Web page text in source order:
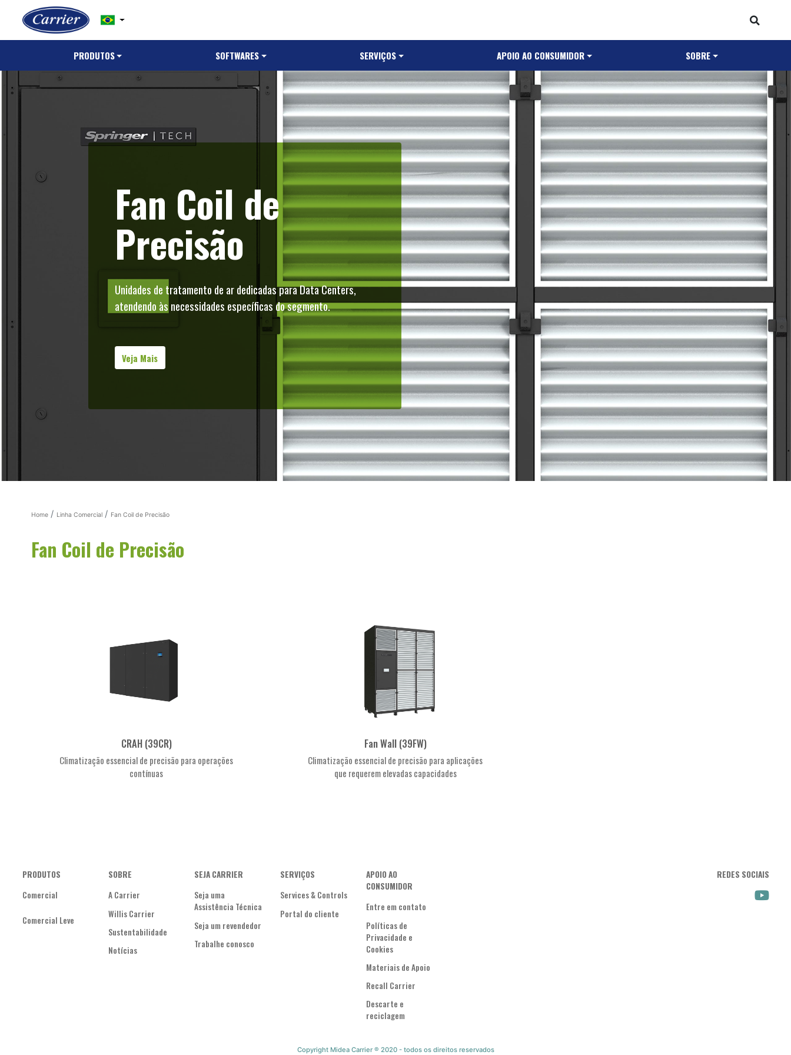
PRODUTOS SOFTWARES SERVIÇOS APOIO AO CONSUMIDOR SOBRE
Fan Coil de
Precisão
Unidades de tratamento de ar dedicadas para Data Centers,
atendendo às necessidades específicas do segmento.
Veja Mais
Home Linha Comercial Fan Coil de Precisão
Fan Coil de Precisão
CRAH (39CR)
Climatização essencial de precisão para operações
contínuas
Fan Wall (39FW)
Climatização essencial de precisão para aplicações
que requerem elevadas capacidades
PRODUTOS
Comercial
Comercial Leve
SOBRE
A Carrier
Willis Carrier
Sustentabilidade
Notícias
SEJA CARRIER
Seja uma
Assistência Técnica
Seja um revendedor
Trabalhe conosco
SERVIÇOS
Services & Controls
Portal do cliente
APOIO AO
CONSUMIDOR
Entre em contato
Políticas de
Privacidade e
Cookies
Materiais de Apoio
Recall Carrier
Descarte e
reciclagem
REDES SOCIAIS
Copyright Midea Carrier ® 2020 - todos os direitos reservados